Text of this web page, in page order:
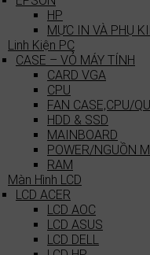
HP
MỰC IN VÀ PHỤ
Linh Kiện PC
CASE – VỎ MÁY TÍNH
CARD VGA
CPU
FAN CASE,CPU/
HDD & SSD
MAINBOARD
POWER/NGUỒN
RAM
Màn Hình LCD
LCD ACER
LCD AOC
LCD ASUS
LCD DELL